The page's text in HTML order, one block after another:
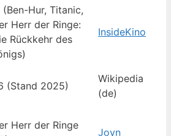
(Ben-Hur, Titanic,
Herr der Ringe:
Rückkehr des
InsideKino
(Stand 2025)
Wikipedia
(de)
Herr der Ringe
Joyn